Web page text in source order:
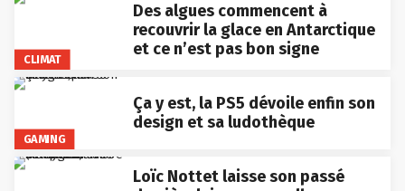
CLIMAT
Des algues commencent à
recouvrir la glace en Antarctique
et ce n’est pas bon signe
GAMING
Ça y est, la PS5 dévoile enfin son
design et sa ludothèque
Loïc Nottet laisse son passé